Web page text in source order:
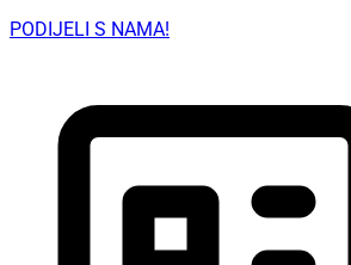
PODIJELI S NAMA!